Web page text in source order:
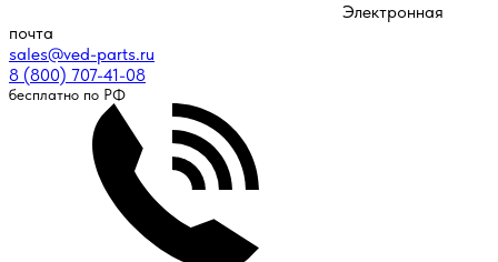
Электронная
почта
sales@ved-parts.ru
8 (800) 707-41-08
бесплатно по РФ